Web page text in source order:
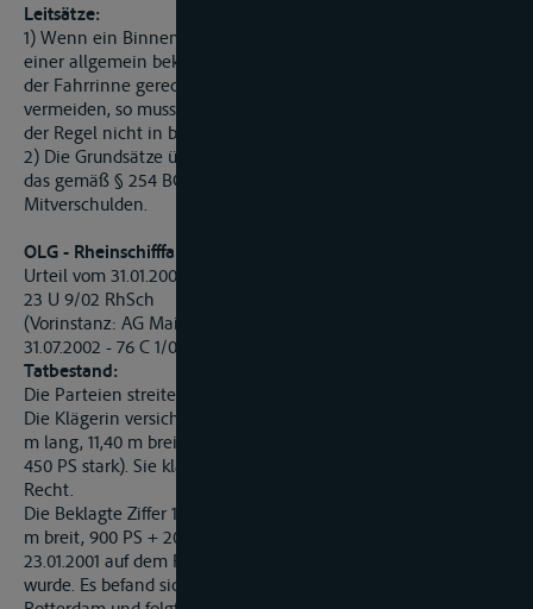
Leitsätze:
1) Wenn ein Binnenschiff die Fahrt deutlich herabsetzt, um
einer allgemein bekannten geringeren Sohlentiefe innerhalb
der Fahrrinne gerecht zu werden und eine Grundberührung zu
vermeiden, so muss es dazu die nachfolgende Schifffahrt in
der Regel nicht in besonderer Weise warnen.
2) Die Grundsätze über den Anscheinsbeweis gelten auch für
das gemäß § 254 BGB oder § 92 c BinSchG festzustellende
Mitverschulden.
OLG - Rheinschifffahrtsgericht – Karlsruhe
Urteil vom 31.01.2003
23 U 9/02 RhSch
(Vorinstanz: AG Mainz, Rheinschifffahrtsgericht, Urteil vom
31.07.2002 - 76 C 1/02 BSchRh)
Tatbestand:
Die Parteien streiten um die Folgen einer Auffahr-Havarie.
Die Klägerin versichert das Containermotorschiff MS „K." (110
m lang, 11,40 m breit, 2495 t groß, 1750 PS + Bugstrahlruder
450 PS stark). Sie klagt aus übergangenem bzw. abgetretenem
Recht.
Die Beklagte Ziffer 1 ist Eignerin des TMS „S." (97 m lang, 9,50
m breit, 900 PS + 200 PS Bugstrahlruder, 1800 t groß), das am
23.01.2001 auf dem Rhein vom Beklagten Ziffer 2 geführt
wurde. Es befand sich in der Talfahrt von Karlsruhe nach